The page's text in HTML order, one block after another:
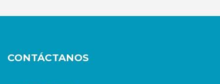
CONTÁCTANOS